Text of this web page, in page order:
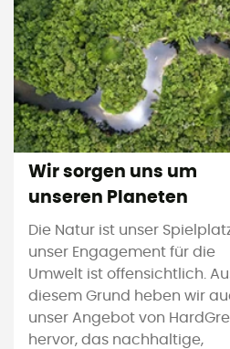
Wir sorgen uns um
unseren Planeten
Die Natur ist unser
unser Engagement für die
Umwelt ist offensichtlich.
diesem Grund heben wir
unser Angebot von
hervor, das nachhaltige,